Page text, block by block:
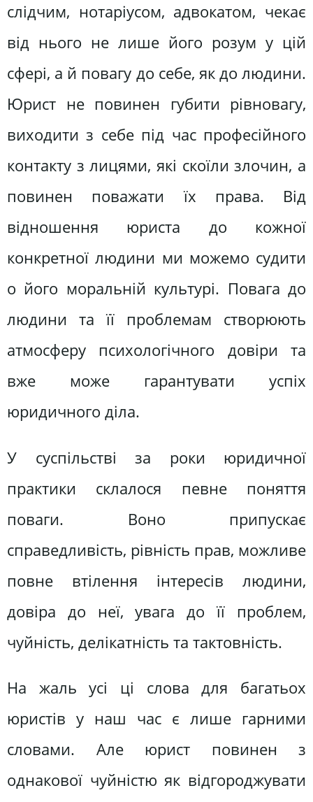
слідчим, нотаріусом, адвокатом, чекає
від нього не лише його розум у цій
сфері, а й повагу до себе, як до людини.
Юрист не повинен губити рівновагу,
виходити з себе під час професійного
контакту з лицями, які скоїли злочин, а
повинен поважати їх права. Від
відношення юриста до кожної
конкретної людини ми можемо судити
о його моральній культурі. Повага до
людини та її проблемам створюють
атмосферу психологічного довіри та
вже може гарантувати успіх
юридичного діла.
У суспільстві за роки юридичної
практики склалося певне поняття
поваги. Воно припускає
справедливість, рівність прав, можливе
повне втілення інтересів людини,
довіра до неї, увага до її проблем,
чуйність, делікатність та тактовність.
На жаль усі ці слова для багатьох
юристів у наш час є лише гарними
словами. Але юрист повинен з
однакової чуйністю як відгороджувати